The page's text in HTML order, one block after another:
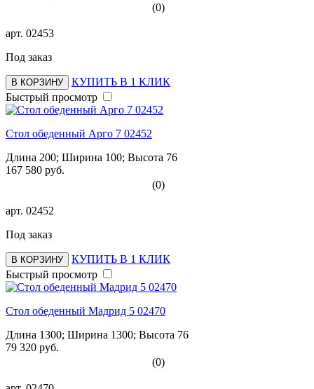
(0)
арт. 02453
Под заказ
В КОРЗИНУ
КУПИТЬ В 1 КЛИК
Быстрый просмотр
Стол обеденный Арго 7 02452
Длина 200; Ширина 100; Высота 76
167 580 руб.
(0)
арт. 02452
Под заказ
В КОРЗИНУ
КУПИТЬ В 1 КЛИК
Быстрый просмотр
Стол обеденный Мадрид 5 02470
Длина 1300; Ширина 1300; Высота 76
79 320 руб.
(0)